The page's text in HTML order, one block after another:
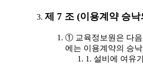
제 7 조 (이용계약 승낙
① 교육정보원은 다
에는 이용계약의 승
1. 설비에 여유